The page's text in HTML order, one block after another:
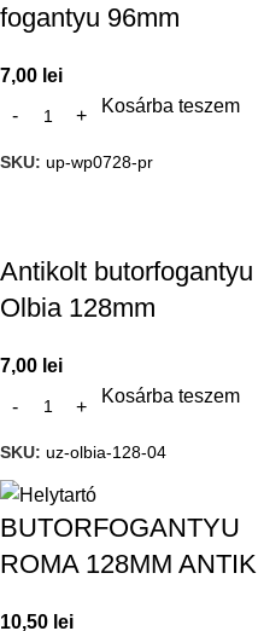
fogantyu 96mm
7,00 lei
Kosárba teszem
SKU: up-wp0728-pr
Antikolt butorfogantyu
Olbia 128mm
7,00 lei
Kosárba teszem
SKU: uz-olbia-128-04
BUTORFOGANTYU
ROMA 128MM ANTIK
10,50 lei